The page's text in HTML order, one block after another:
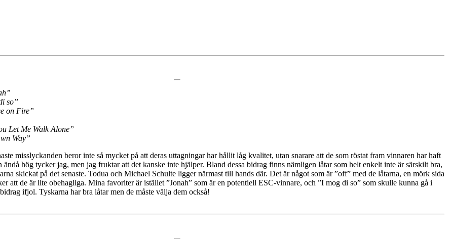
so”
on Fire”
Let Me Walk Alone”
Way”
misslyckanden beror inte så mycket på att deras uttagningar har hållit låg kvalitet, utan snarare att de som röstat fram vinnaren har haft
hög tycker jag, men jag fruktar att det kanske inte hjälper. Bland dessa bidrag finns nämligen låtar som helt enkelt inte är särskilt bra,
skickat på det senaste. Todua och Michael Schulte ligger närmast till hands där. Det är något som är ”off” med de låtarna, en mörk sida
att de är lite obehagliga. Mina favoriter är istället ”Jonah” som är en potentiell ESC-vinnare, och ”I mog di so” som skulle kunna gå i
ifjol. Tyskarna har bra låtar men de måste välja dem också!